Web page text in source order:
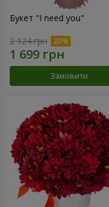
Букет "I need you"
2 124 грн
Замовити